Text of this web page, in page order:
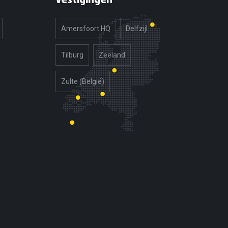
Amersfoort HQ Delfzijl
Tilburg Zeeland
Zulte (België)